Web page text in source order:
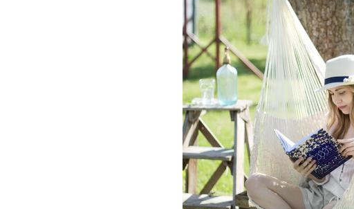
26-09-2023
Przytulne miejsce do
Twoim domu. Przywitaj jesień z
hamakami
Jesienne kolory, dodatki i oczywiście
hamaki. Skuś się na te modele!
Więcej